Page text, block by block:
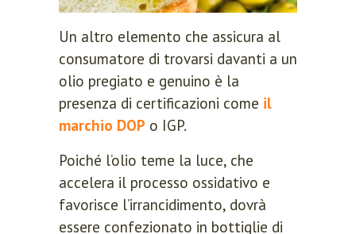
Un altro elemento che assicura al
consumatore di trovarsi davanti a un
olio pregiato e genuino è la
presenza di certificazioni come il
marchio DOP o IGP.
Poiché l’olio teme la luce, che
accelera il processo ossidativo e
favorisce l’irrancidimento, dovrà
essere confezionato in bottiglie di